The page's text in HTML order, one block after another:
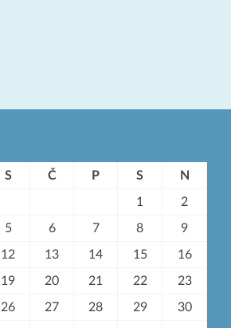
S Č P S N
1 2
5 6 7 8 9
12 13 14 15 16
19 20 21 22 23
26 27 28 29 30